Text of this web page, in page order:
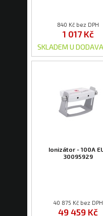
840 Kč bez DPH
1 017 Kč
SKLADEM U
Ionizátor - 100A
30095929
40 875 Kč bez DPH
49 459 Kč